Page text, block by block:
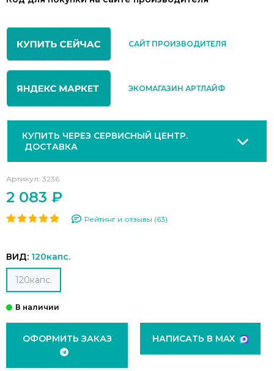
САЙТ ПРОИЗВОДИТЕЛЯ
ЭКОМАГАЗИН АРТЛАЙФ
КУПИТЬ ЧЕРЕЗ СЕРВИСНЫЙ ЦЕНТР.
ДОСТАВКА
Артикул: 3236
2 083 ₽
Рейтинг и отзывы (63)
ВИД: 120капс.
120капс.
ОФОРМИТЬ ЗАКАЗ НАПИСАТЬ В MAX